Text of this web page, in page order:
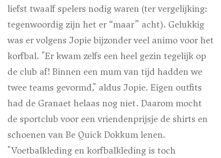
liefst twaalf spelers nodig waren (ter vergelijking:
tegenwoordig zijn het er “maar” acht). Gelukkig
was er volgens Jopie bijzonder veel animo voor het
korfbal. "Er kwam zelfs een heel gezin tegelijk op
de club af! Binnen een mum van tijd hadden we
twee teams gevormd," aldus Jopie. Eigen outfits
had de Granaet helaas nog niet. Daarom mocht
de sportclub voor een vriendenprijsje de shirts en
schoenen van Be Quick Dokkum lenen.
"Voetbalkleding en korfbalkleding is toch